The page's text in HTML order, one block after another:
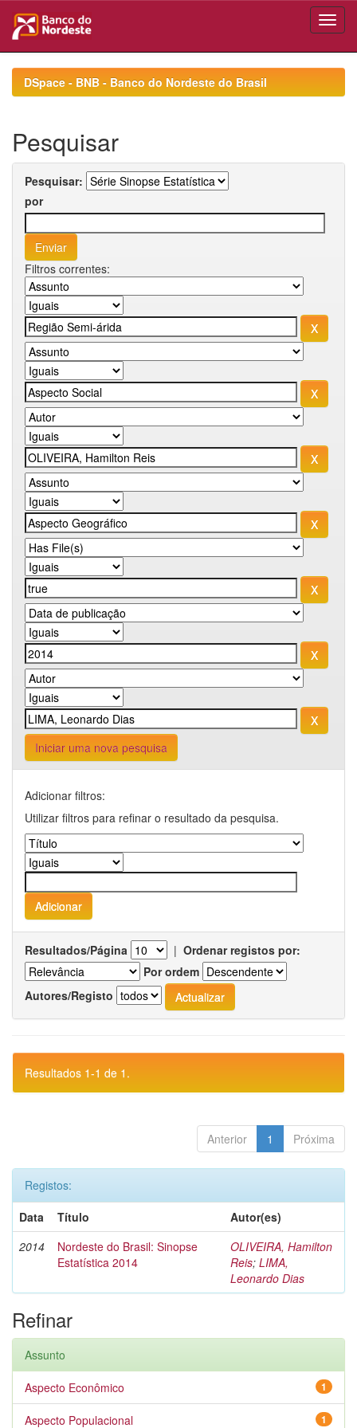
navigationDSpace - BNB - Banco do Nordeste do Brasil
Pesquisar
Pesquisar:
por
Filtros correntes:
Iniciar uma nova pesquisa
Adicionar filtros:
Utilizar filtros para refinar o resultado da pesquisa.
Resultados/Página | Ordenar registos por:
Por ordem
Autores/Registo
Resultados 1-1 de 1.
Anterior 1 Próxima
Registos:
Data
Título
Autor(es)
2014
Nordeste do Brasil: Sinopse
Estatística 2014
OLIVEIRA, Hamilton
Reis; LIMA,
Leonardo Dias
Refinar
Assunto
1
Aspecto Econômico
1
Aspecto Populacional